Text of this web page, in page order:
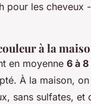
pour les cheveux
à la
en moyenne 6 à
À la maison,
sans sulfates, et